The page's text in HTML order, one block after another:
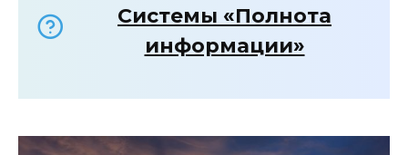
Системы «Полнота
информации»